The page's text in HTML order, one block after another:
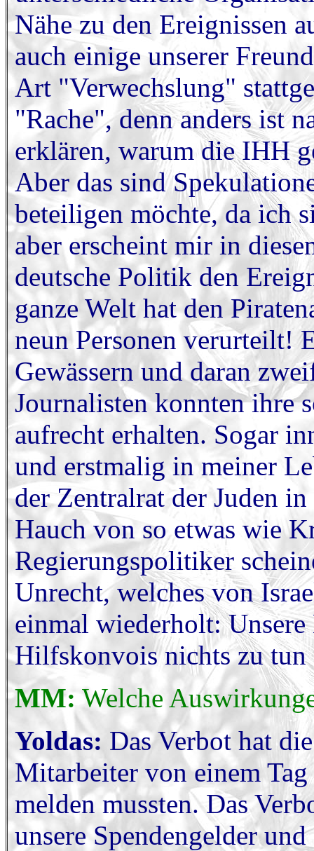
Nähe zu den Ereignissen
auch einige unserer
Art "Verwechslung"
"Rache", denn anders ist
erklären, warum die IHH
Aber das sind
beteiligen möchte, da ich
aber erscheint mir in
deutsche Politik den
ganze Welt hat den
neun Personen verurteilt!
Gewässern und daran
Journalisten konnten ihre
aufrecht erhalten. Sogar
und erstmalig in meiner
der Zentralrat der Juden
Hauch von so etwas wie
Regierungspolitiker
Unrecht, welches von
einmal wiederholt:
Hilfskonvois nichts zu tun
MM: Welche
Yoldas: Das Verbot hat
Mitarbeiter von einem
melden mussten. Das
unsere Spendengelder